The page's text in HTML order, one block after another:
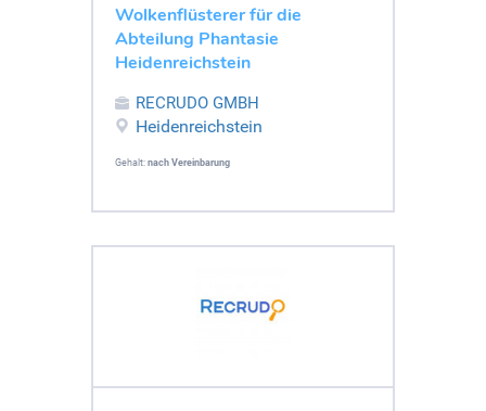
Wolkenflüsterer für die
Abteilung Phantasie
Heidenreichstein
RECRUDO GMBH
Heidenreichstein
Gehalt: nach Vereinbarung